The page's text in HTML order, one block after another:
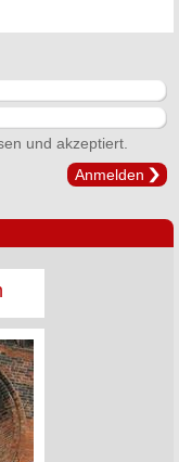
und akzeptiert.
Anmelden